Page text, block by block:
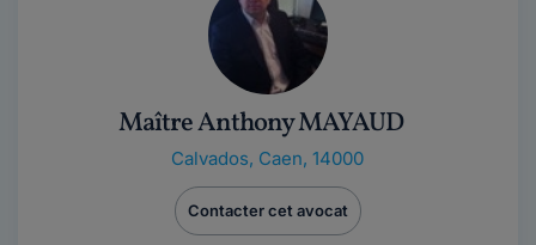
Maître Anthony MAYAUD
Calvados, Caen, 14000
Contacter cet avocat